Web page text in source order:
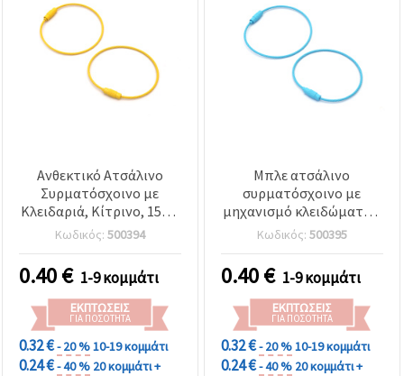
Ανθεκτικό Ατσάλινο
Συρματόσχοινο με
Κλειδαριά, Κίτρινο, 150 ×
1,5 mm – Ασφαλής και
Μακράς Διάρκειας Λύση
Κωδικός: 500394
0.40€ 1-9 κομμάτι
ΕΚΠΤΏΣΕΙΣ
ΓΙΑ ΠΟΣΌΤΗΤΑ
0.32 €- 20 %10-19 κομμάτι
0.24 €- 40 % 20 κομμάτι +
Μπλε ατσάλινο
συρματόσχοινο με
μηχανισμό κλειδώματος,
150 x 1.5 mm για
χειροτεχνίες &
κοσμήματα
Κωδικός: 500395
0.40€ 1-9 κομμάτι
ΕΚΠΤΏΣΕΙΣ
ΓΙΑ ΠΟΣΌΤΗΤΑ
0.32 €- 20 %10-19 κομμάτι
0.24 €- 40 % 20 κομμάτι +